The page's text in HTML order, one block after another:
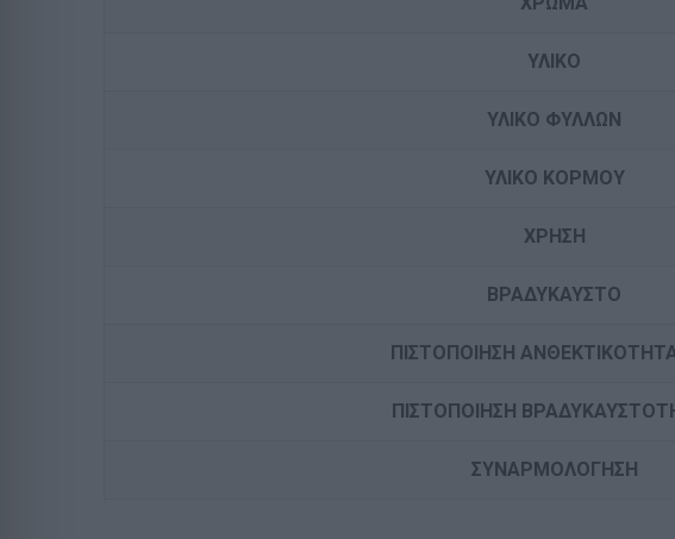
ΥΛΙΚΟ
ΥΛΙΚΟ ΦΥΛΛΩΝ
ΥΛΙΚΟ ΚΟΡΜΟΥ
ΧΡΗΣΗ
ΒΡΑΔΥΚΑΥΣΤΟ
ΠΙΣΤΟΠΟΙΗΣΗ
ΠΙΣΤΟΠΟΙΗΣΗ
ΣΥΝΑΡΜΟΛΟΓΗΣΗ